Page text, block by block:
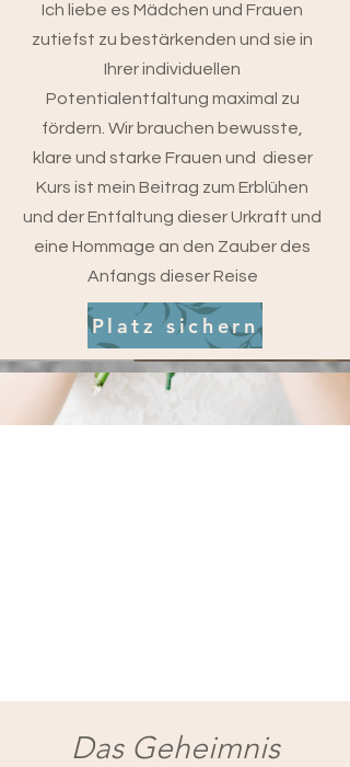
Ich liebe es Mädchen und Frauen
zutiefst zu bestärkenden und sie in
Ihrer individuellen
Potentialentfaltung maximal zu
fördern. Wir brauchen bewusste,
klare und starke Frauen und dieser
Kurs ist mein Beitrag zum Erblühen
und der Entfaltung dieser Urkraft und
eine Hommage an den Zauber des
Anfangs dieser Reise
Platz sichern
Das Geheimnis